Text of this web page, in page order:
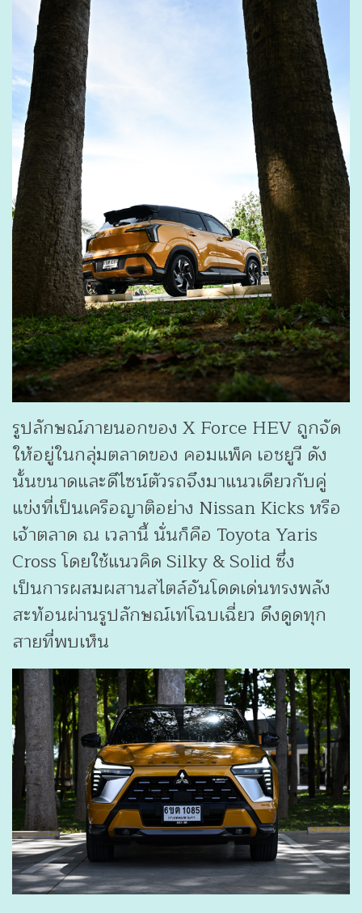
รูปลักษณ์ภายนอกของ X Force HEV ถูกจัด
ให้อยู่ในกลุ่มตลาดของ คอมแพ็ค เอชยูวี ดัง
นั้นขนาดและดีไซน์ตัวรถจึงมาแนวเดียวกับคู่
แข่งที่เป็นเครือญาติอย่าง Nissan Kicks หรือ
เจ้าตลาด ณ เวลานี้ นั่นก็คือ Toyota Yaris
Cross โดยใช้แนวคิด Silky & Solid ซึ่ง
เป็นการผสมผสานสไตล์อันโดดเด่นทรงพลัง
สะท้อนผ่านรูปลักษณ์เท่โฉบเฉี่ยว ดึงดูดทุก
สายที่พบเห็น